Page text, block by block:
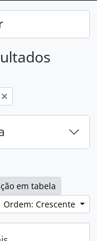
em tabela
Ordem: Crescente